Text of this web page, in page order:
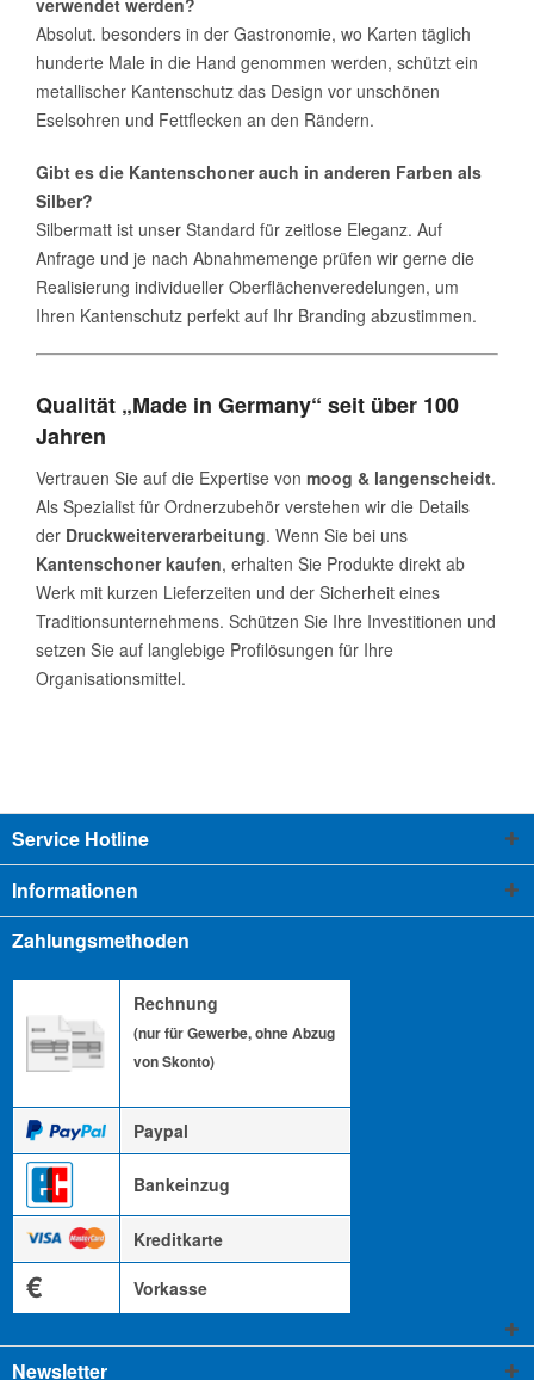
verwendet werden?
Absolut. besonders in der Gastronomie, wo Karten täglich
hunderte Male in die Hand genommen werden, schützt ein
metallischer Kantenschutz das Design vor unschönen
Eselsohren und Fettflecken an den Rändern.
Gibt es die Kantenschoner auch in anderen Farben als
Silber?
Silbermatt ist unser Standard für zeitlose Eleganz. Auf
Anfrage und je nach Abnahmemenge prüfen wir gerne die
Realisierung individueller Oberflächenveredelungen, um
Ihren Kantenschutz perfekt auf Ihr Branding abzustimmen.
Qualität „Made in Germany“ seit über 100
Jahren
Vertrauen Sie auf die Expertise von moog & langenscheidt.
Als Spezialist für Ordnerzubehör verstehen wir die Details
der Druckweiterverarbeitung. Wenn Sie bei uns
Kantenschoner kaufen, erhalten Sie Produkte direkt ab
Werk mit kurzen Lieferzeiten und der Sicherheit eines
Traditionsunternehmens. Schützen Sie Ihre Investitionen und
setzen Sie auf langlebige Profilösungen für Ihre
Organisationsmittel.
Service Hotline
Informationen
Zahlungsmethoden
Rechnung
(nur für Gewerbe, ohne Abzug
von Skonto)
Paypal
Bankeinzug
Kreditkarte
€ Vorkasse
Newsletter